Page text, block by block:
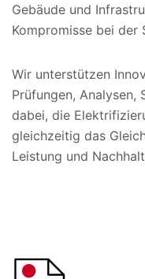
Gebäude und
Kompromisse bei der
Wir unterstützen
Prüfungen,
dabei, die
gleichzeitig das
Leistung und